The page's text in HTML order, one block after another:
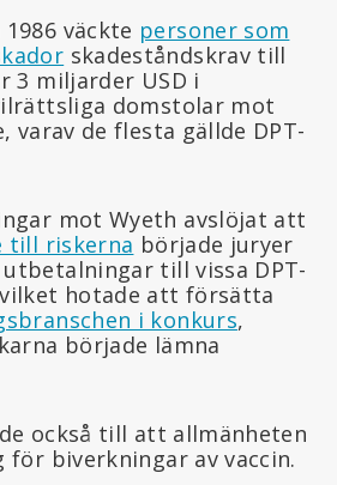
väckte personer som
skadeståndskrav till
3 miljarder USD i
domstolar mot
varav de flesta gällde DPT-
mot Wyeth avslöjat att
till riskerna började juryer
till vissa DPT-
hotade att försätta
i konkurs,
började lämna
också till att allmänheten
för biverkningar av vaccin.